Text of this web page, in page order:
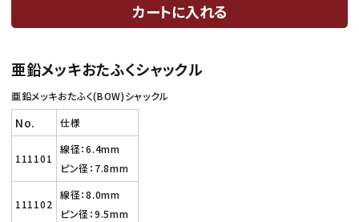
カートに入れる
亜鉛メッキおたふくシャックル
亜鉛メッキおたふく(BOW)シャックル
No. 仕様
111101
線径：6.4mm
ピン径：7.8mm
111102
線径：8.0mm
ピン径：9.5mm